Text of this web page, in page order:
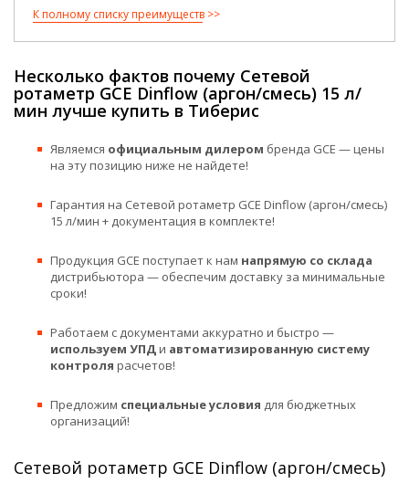
К полному списку преимуществ
Несколько фактов почему Сетевой
ротаметр GCE Dinflow (аргон/смесь) 15 л/
мин лучше купить в Тиберис
Являемся официальным дилером бренда GCE — цены
на эту позицию ниже не найдете!
Гарантия на Сетевой ротаметр GCE Dinflow (аргон/смесь)
15 л/мин + документация в комплекте!
Продукция GCE поступает к нам напрямую со склада
дистрибьютора — обеспечим доставку за минимальные
сроки!
Работаем с документами аккуратно и быстро —
используем УПДи автоматизированную систему
контроля расчетов!
Предложим специальные условия для бюджетных
организаций!
Сетевой ротаметр GCE Dinflow (аргон/смесь)